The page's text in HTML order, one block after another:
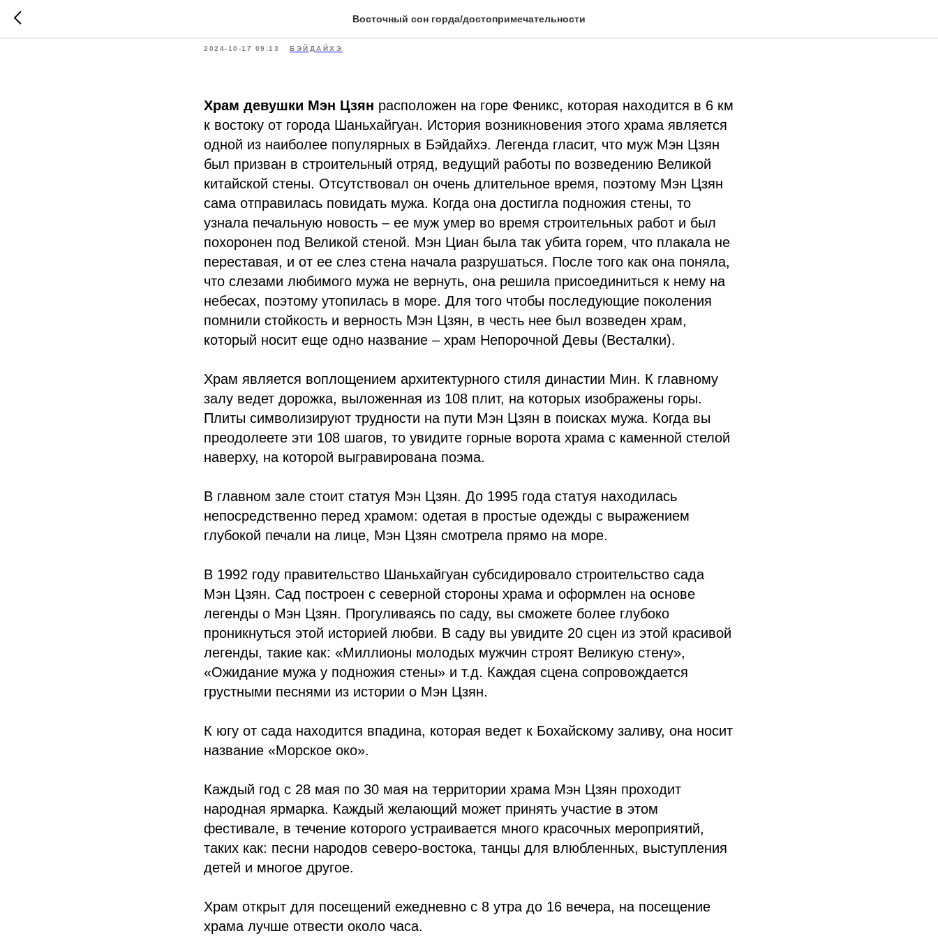
Восточный сон горда/достопримечательности
Храм девушки Мэн Цзян
2024-10-17 09:13 БЭЙДАЙХЭ
Храм девушки Мэн Цзян расположен на горе Феникс, которая находится в 6 км
к востоку от города Шаньхайгуан. История возникновения этого храма является
одной из наиболее популярных в Бэйдайхэ. Легенда гласит, что муж Мэн Цзян
был призван в строительный отряд, ведущий работы по возведению Великой
китайской стены. Отсутствовал он очень длительное время, поэтому Мэн Цзян
сама отправилась повидать мужа. Когда она достигла подножия стены, то
узнала печальную новость – ее муж умер во время строительных работ и был
похоронен под Великой стеной. Мэн Циан была так убита горем, что плакала не
переставая, и от ее слез стена начала разрушаться. После того как она поняла,
что слезами любимого мужа не вернуть, она решила присоединиться к нему на
небесах, поэтому утопилась в море. Для того чтобы последующие поколения
помнили стойкость и верность Мэн Цзян, в честь нее был возведен храм,
который носит еще одно название – храм Непорочной Девы (Весталки).
Храм является воплощением архитектурного стиля династии Мин. К главному
залу ведет дорожка, выложенная из 108 плит, на которых изображены горы.
Плиты символизируют трудности на пути Мэн Цзян в поисках мужа. Когда вы
преодолеете эти 108 шагов, то увидите горные ворота храма с каменной стелой
наверху, на которой выгравирована поэма.
В главном зале стоит статуя Мэн Цзян. До 1995 года статуя находилась
непосредственно перед храмом: одетая в простые одежды с выражением
глубокой печали на лице, Мэн Цзян смотрела прямо на море.
В 1992 году правительство Шаньхайгуан субсидировало строительство сада
Мэн Цзян. Сад построен с северной стороны храма и оформлен на основе
легенды о Мэн Цзян. Прогуливаясь по саду, вы сможете более глубоко
проникнуться этой историей любви. В саду вы увидите 20 сцен из этой красивой
легенды, такие как: «Миллионы молодых мужчин строят Великую стену»,
«Ожидание мужа у подножия стены» и т.д. Каждая сцена сопровождается
грустными песнями из истории о Мэн Цзян.
К югу от сада находится впадина, которая ведет к Бохайскому заливу, она носит
название «Морское око».
Каждый год с 28 мая по 30 мая на территории храма Мэн Цзян проходит
народная ярмарка. Каждый желающий может принять участие в этом
фестивале, в течение которого устраивается много красочных мероприятий,
таких как: песни народов северо-востока, танцы для влюбленных, выступления
детей и многое другое.
Храм открыт для посещений ежедневно с 8 утра до 16 вечера, на посещение
храма лучше отвести около часа.